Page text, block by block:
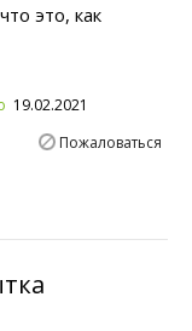
это, как
19.02.2021
Пожаловаться